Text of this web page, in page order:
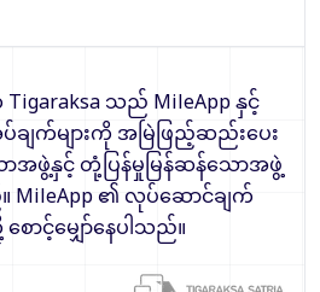
သည် MileApp နှင့်
က်များကို အမြဲဖြည့်ဆည်းပေး
အဖွဲ့နှင့် တုံ့ပြန်မှုမြန်ဆန်သောအဖွဲ့
MileApp ၏ လုပ်ဆောင်ချက်
ာင့်မျှော်နေပါသည်။